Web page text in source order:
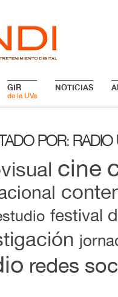
GIR
de la UVa
NOTICIAS
POR: RADIO
cine
festival
redes